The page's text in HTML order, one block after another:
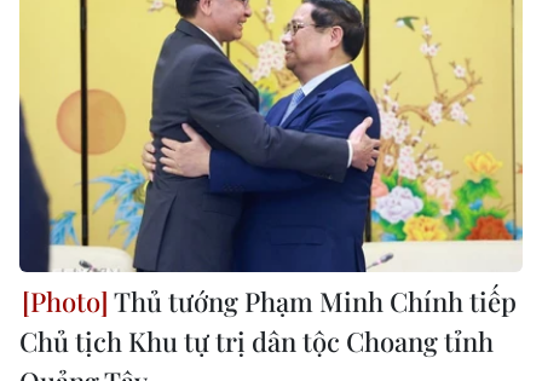
Thủ tướng Phạm Minh Chính tiếp
Chủ tịch Khu tự trị dân tộc Choang tỉnh